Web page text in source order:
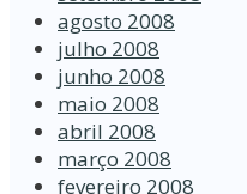
agosto 2008
julho 2008
junho 2008
maio 2008
abril 2008
março 2008
fevereiro 2008